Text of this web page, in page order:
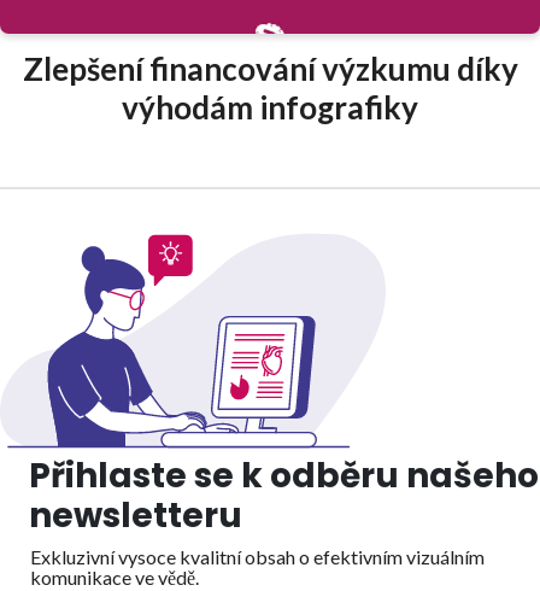
Zlepšení financování výzkumu díky
výhodám infografiky
Přihlaste se k odběru našeho
newsletteru
Exkluzivní vysoce kvalitní obsah o efektivním vizuálním
komunikace ve vědě.